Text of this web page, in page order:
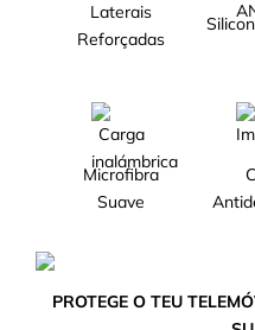
Laterais
Reforçadas
Microfibra
Suave
PROTEGE O TEU